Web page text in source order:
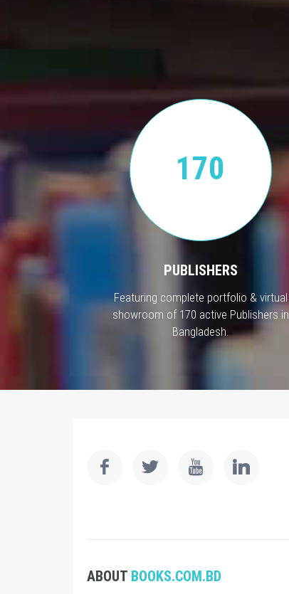
170
PUBLISHERS
Featuring complete portfolio & virtual
showroom of 170 active Publishers in
Bangladesh.
ABOUT BOOKS.COM.BD